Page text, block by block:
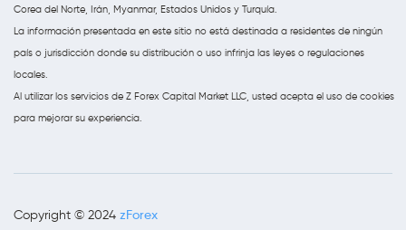
Corea del Norte, Irán, Myanmar, Estados Unidos y Turquía.
La información presentada en este sitio no está destinada a residentes de ningún
país o jurisdicción donde su distribución o uso infrinja las leyes o regulaciones
locales.
Al utilizar los servicios de Z Forex Capital Market LLC, usted acepta el uso de cookies
para mejorar su experiencia.
Copyright © 2024 zForex